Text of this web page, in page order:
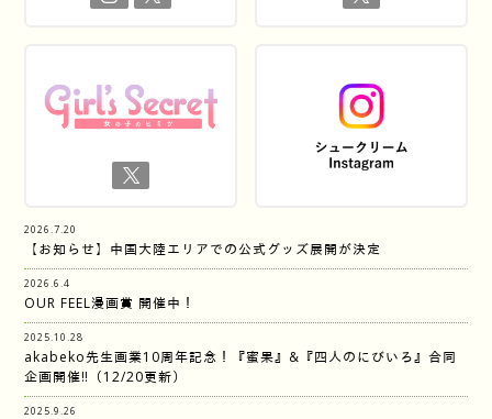
2026.7.20
【お知らせ】中国大陸エリアでの公式グッズ展開が決定
2026.6.4
OUR FEEL漫画賞 開催中！
2025.10.28
akabeko先生画業10周年記念！『蜜果』&『四人のにびいろ』合同
企画開催‼︎（12/20更新）
2025.9.26